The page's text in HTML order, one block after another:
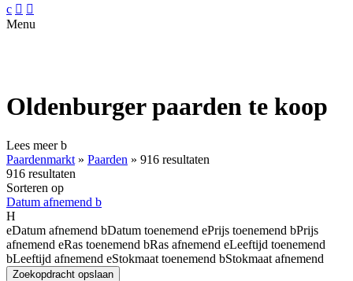
c  
Menu
Oldenburger paarden te koop
Lees meerb
Paardenmarkt » Paarden » 916 resultaten
916 resultaten
Sorteren op
Datum afnemend b
H
eDatum afnemend bDatum toenemend ePrijs toenemend bPrijs
afnemend eRas toenemend bRas afnemend eLeeftijd toenemend
bLeeftijd afnemend eStokmaat toenemend bStokmaat afnemend
Zoekopdracht opslaan